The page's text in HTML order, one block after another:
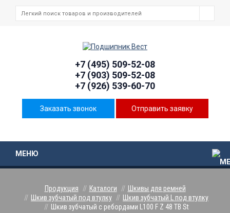
+7 (495) 509-52-08
+7 (903) 509-52-08
+7 (926) 539-60-70
Заказать звонок Отправить заявку
МЕНЮ
Продукция Каталоги
Шкивы для ремней
Шкив зубчатый под втулку
Шкив зубчатый L под втулку
Шкив зубчатый с ребордами L100 F Z 48 TB St